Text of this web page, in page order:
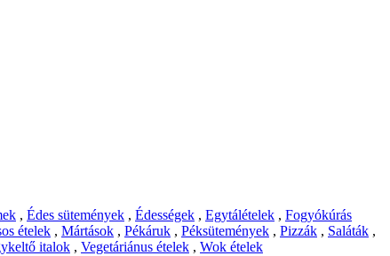
, Édes sütemények , Édességek , Egytálételek , Fogyókúrás
ételek , Mártások , Pékáruk , Péksütemények , Pizzák , Saláták ,
italok , Vegetáriánus ételek , Wok ételek